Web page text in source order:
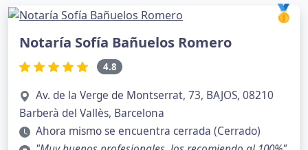
🥇
Notaría Sofía Bañuelos Romero
4.8
Av. de la Verge de Montserrat, 73, BAJOS, 08210
Barberà del Vallès, Barcelona
Ahora mismo se encuentra cerrada (Cerrado)